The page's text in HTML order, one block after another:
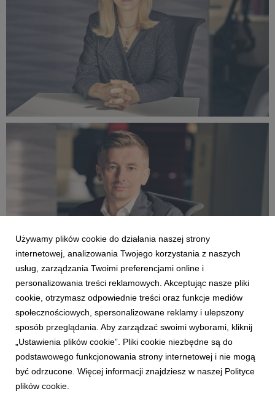
Agata Kaczmarska.jpg
Tomasz Dziekan.jpg
Używamy plików cookie do działania naszej strony
internetowej, analizowania Twojego korzystania z naszych
usług, zarządzania Twoimi preferencjami online i
personalizowania treści reklamowych. Akceptując nasze pliki
cookie, otrzymasz odpowiednie treści oraz funkcje mediów
społecznościowych, spersonalizowane reklamy i ulepszony
sposób przeglądania. Aby zarządzać swoimi wyborami, kliknij
„Ustawienia plików cookie”. Pliki cookie niezbędne są do
podstawowego funkcjonowania strony internetowej i nie mogą
być odrzucone. Więcej informacji znajdziesz w naszej Polityce
plików cookie.